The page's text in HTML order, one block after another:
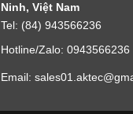
Ninh, Việt Nam
Tel: (84) 943566236
Hotline/Zalo:
Email: